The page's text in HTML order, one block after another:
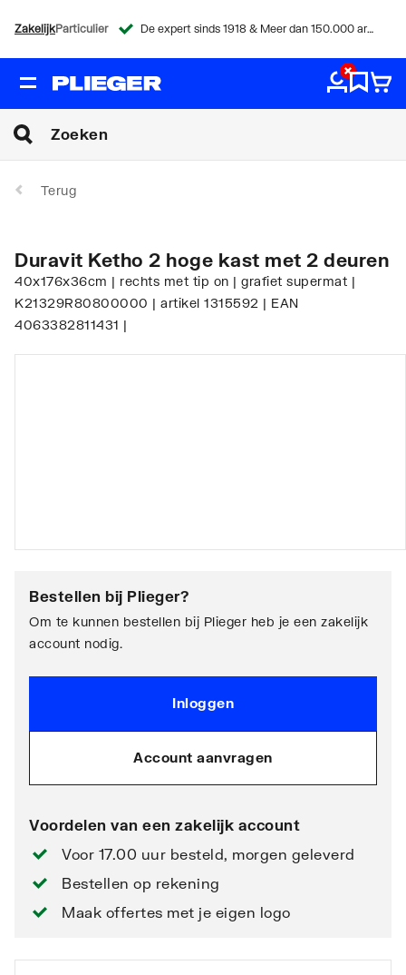
ZakelijkParticulier De expert sinds 1918 & Meer dan 150.000 artikelen
Terug
Duravit Ketho 2 hoge kast met 2 deuren
40x176x36cm | rechts met tip on | grafiet supermat |
K21329R80800000 | artikel 1315592 | EAN
4063382811431 |
Bestellen bij Plieger?
Om te kunnen bestellen bij Plieger heb je een zakelijk
account nodig.
Inloggen
Account aanvragen
Voordelen van een zakelijk account
Voor 17.00 uur besteld, morgen geleverd
Bestellen op rekening
Maak offertes met je eigen logo